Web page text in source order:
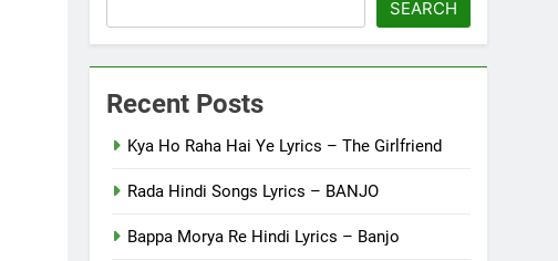
SEARCH
Recent Posts
Kya Ho Raha Hai Ye Lyrics – The Girlfriend
Rada Hindi Songs Lyrics – BANJO
Bappa Morya Re Hindi Lyrics – Banjo